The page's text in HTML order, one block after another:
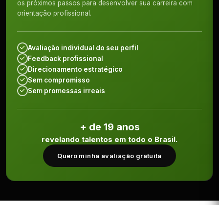
os próximos passos para desenvolver sua carreira com
orientação profissional.
Avaliação individual do seu perfil
Feedback profissional
Direcionamento estratégico
Sem compromisso
Sem promessas irreais
+ de 19 anos
revelando talentos em todo o Brasil.
Quero minha avaliação gratuita